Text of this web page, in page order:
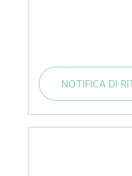
NOTIFICA DI